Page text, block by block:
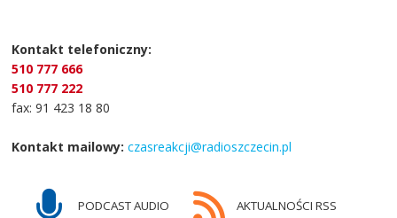
Kontakt telefoniczny:
510 777 666
510 777 222
fax: 91 423 18 80
Kontakt mailowy: czasreakcji@radioszczecin.pl
PODCAST AUDIO AKTUALNOŚCI RSS